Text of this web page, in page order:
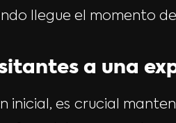
llegue el momento
a una
inicial, es crucial